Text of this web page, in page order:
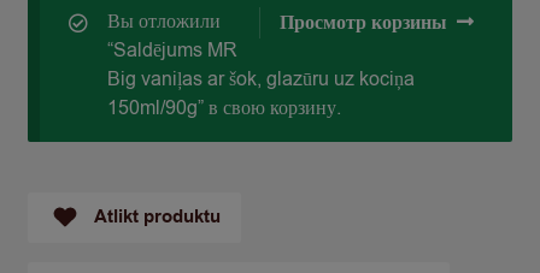
Просмотр корзины
Вы отложили
“Saldējums MR
Big vaniļas ar šok, glazūru uz kociņa
150ml/90g” в свою корзину.
Atlikt produktu